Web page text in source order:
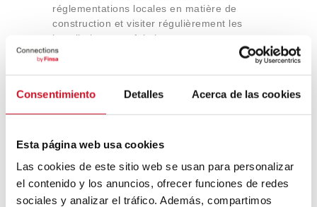
Consentimiento Detalles Acerca de las cookies
Esta página web usa cookies
Las cookies de este sitio web se usan para personalizar
el contenido y los anuncios, ofrecer funciones de redes
sociales y analizar el tráfico. Además, compartimos
réglementations locales en matière de
construction et visiter régulièrement les
installations une fois les travaux en cours.
De plus, il saura parler la langue locale, ce
Selon vous, quels grands défis nous
attendent dans les années à venir en
d’intérieur ?
Lacrise climatiqueest probablement l’un
des plus grands défis auxquels l’industrie
de l’architecture et du design sera